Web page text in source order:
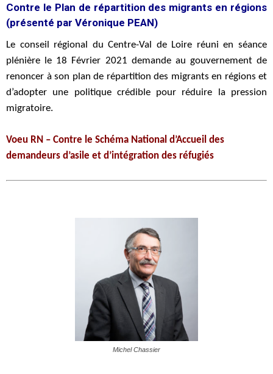
Contre le Plan de répartition des migrants en régions
(présenté par Véronique PEAN)
Le conseil régional du Centre-Val de Loire réuni en séance
plénière le 18 Février 2021 demande au gouvernement de
renoncer à son plan de répartition des migrants en régions et
d’adopter une politique crédible pour réduire la pression
migratoire.
Voeu RN – Contre le Schéma National d’Accueil des
demandeurs d’asile et d’intégration des réfugiés
Michel Chassier